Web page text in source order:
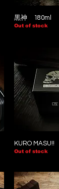
黒神 180ml
Out of stock
KURO MASU!!
Out of stock